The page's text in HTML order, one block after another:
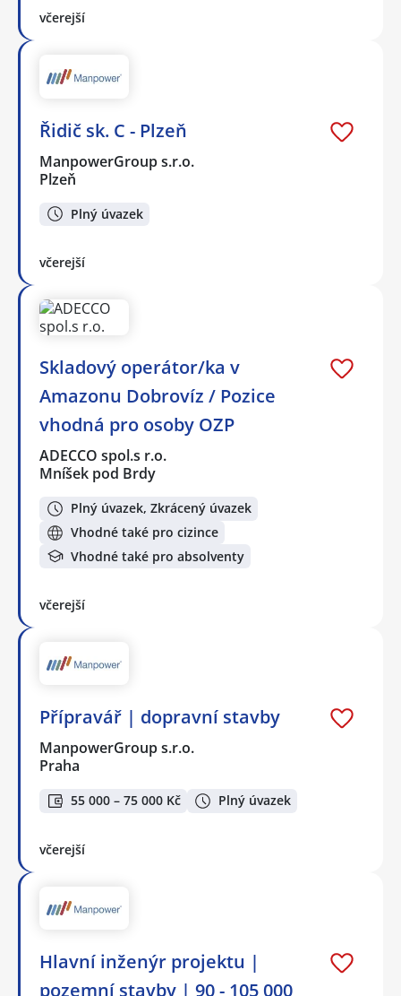
včerejší
Řidič sk. C - Plzeň
ManpowerGroup s.r.o.
Plzeň
Plný úvazek
včerejší
Skladový operátor/ka v
Amazonu Dobrovíz / Pozice
vhodná pro osoby OZP
ADECCO spol.s r.o.
Mníšek pod Brdy
Plný úvazek, Zkrácený úvazek
Vhodné také pro cizince
Vhodné také pro absolventy
včerejší
Přípravář | dopravní stavby
ManpowerGroup s.r.o.
Praha
55 000 – 75 000 Kč Plný úvazek
včerejší
Hlavní inženýr projektu |
pozemní stavby | 90 - 105 000